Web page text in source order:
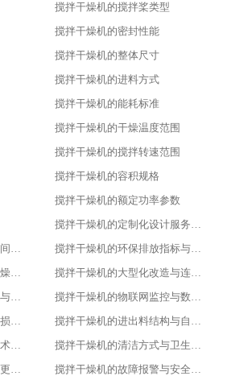
搅拌干燥机的搅拌桨类型
搅拌干燥机的密封性能
搅拌干燥机的整体尺寸
搅拌干燥机的进料方式
搅拌干燥机的能耗标准
搅拌干燥机的干燥温度范围
搅拌干燥机的搅拌转速范围
搅拌干燥机的容积规格
搅拌干燥机的额定功率参数
搅拌干燥机的定制化设计服务范围
搅拌干燥机的安装条件与空间布局要求
搅拌干燥机的环保排放指标与净化措施
搅拌干燥机的高粘度物料干燥适配设计
搅拌干燥机的大型化改造与连续生产能力
搅拌干燥机的实验室小型化与参数复刻性
搅拌干燥机的物联网监控与数据追溯能力
搅拌干燥机的保温性能与热损失率
搅拌干燥机的进出料结构与自动化适配
搅拌干燥机的耐腐蚀涂层技术与应用场景
搅拌干燥机的清洁方式与卫生残留标准
搅拌干燥机的易损件种类与更换周期
搅拌干燥机的故障报警与安全保护功能